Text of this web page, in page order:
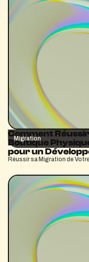
Migration
Comment
Boutique
pour un
Réussir sa Migration de